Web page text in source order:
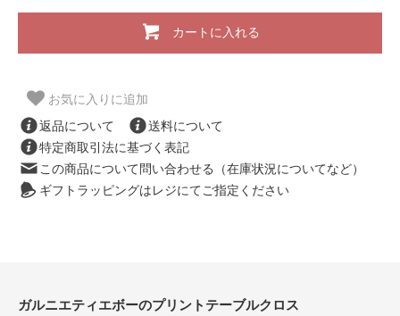
カートに入れる
お気に入りに追加
返品について
送料について
特定商取引法に基づく表記
この商品について問い合わせる（在庫状況についてなど）
ギフトラッピングはレジにてご指定ください
ガルニエティエボーのプリントテーブルクロス